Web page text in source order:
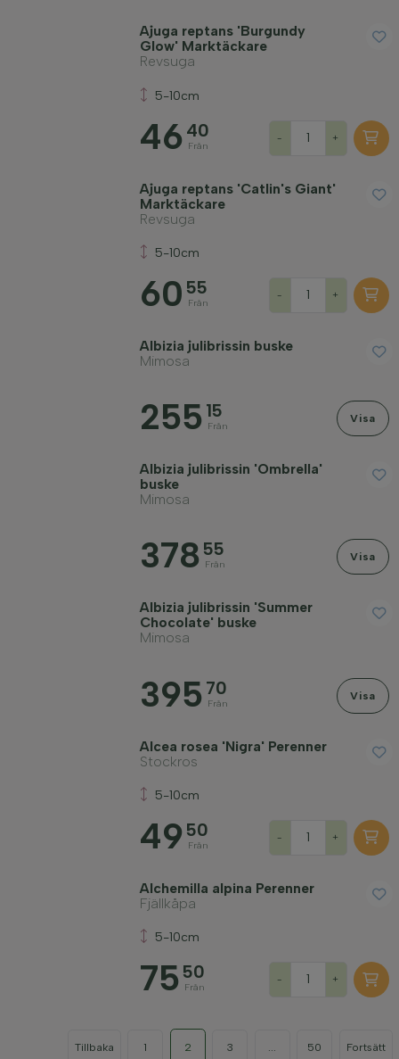
Ajuga reptans 'Burgundy
Glow' Marktäckare
Revsuga
5-10cm
46 40
Från
- +
Ajuga reptans 'Catlin's Giant'
Marktäckare
Revsuga
5-10cm
60 55
Från
- +
Albizia julibrissin buske
Mimosa
255 15
Från
Visa
Albizia julibrissin 'Ombrella'
buske
Mimosa
378 55
Från
Visa
Albizia julibrissin 'Summer
Chocolate' buske
Mimosa
395 70
Från
Visa
Alcea rosea 'Nigra' Perenner
Stockros
5-10cm
49 50
Från
- +
Alchemilla alpina Perenner
Fjällkåpa
5-10cm
75 50
Från
- +
Tillbaka 1 2 3 50 Fortsätt